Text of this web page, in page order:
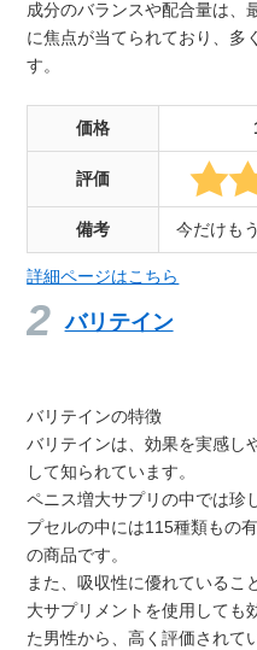
成分のバランスや配合量は、
に焦点が当てられており、多
す。
価格
評価
備考 今だけも
詳細ページはこちら
バリテイン
バリテインの特徴
バリテインは、効果を実感し
して知られています。
ペニス増大サプリの中では珍
プセルの中には115種類もの
の商品です。
また、吸収性に優れているこ
大サプリメントを使用しても
た男性から、高く評価されて